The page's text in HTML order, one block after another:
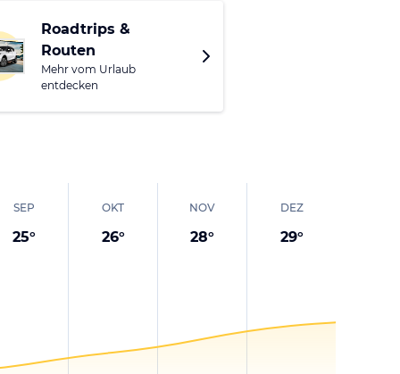
Roadtrips &
Routen
Mehr vom Urlaub
entdecken
SEP
25°
OKT
26°
NOV
28°
DEZ
29°